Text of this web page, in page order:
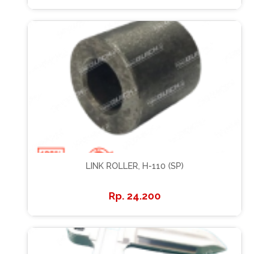
LINK ROLLER, H-110 (SP)
24.200